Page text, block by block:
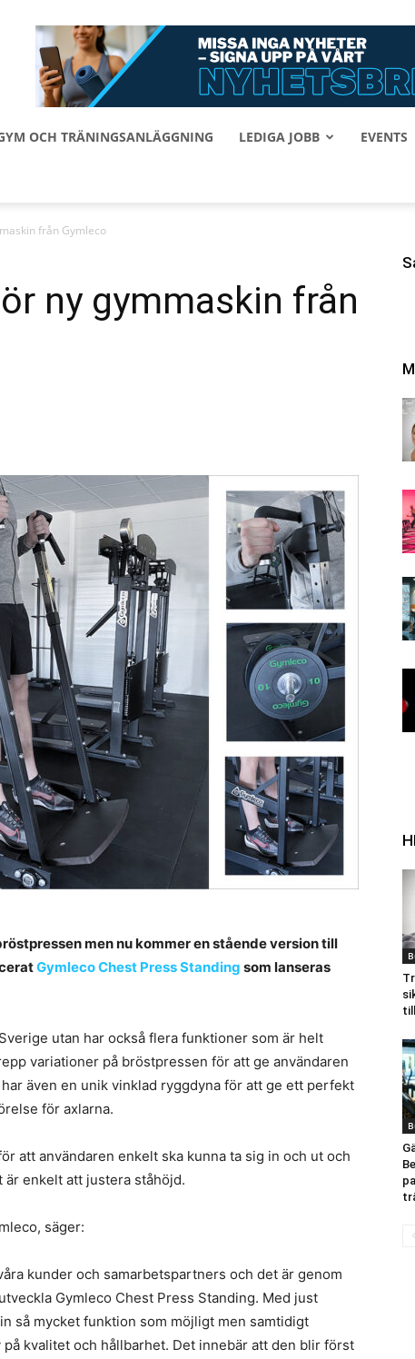
OCH TRÄNINGSANLÄGGNING LEDIGA JOBB EVENTS
från Gymleco
ny gymmaskin från
men nu kommer en stående version till
Gymleco Chest Press Standing som lanseras
utan har också flera funktioner som är helt
variationer på bröstpressen för att ge användaren
även en unik vinklad ryggdyna för att ge ett perfekt
för axlarna.
att användaren enkelt ska kunna ta sig in och ut och
enkelt att justera ståhöjd.
säger:
kunder och samarbetspartners och det är genom
Gymleco Chest Press Standing. Med just
så mycket funktion som möjligt men samtidigt
kvalitet och hållbarhet. Det innebär att den blir först